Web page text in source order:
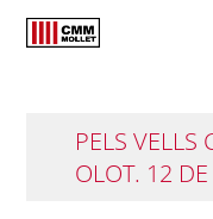
PELS VELLS
OLOT. 12